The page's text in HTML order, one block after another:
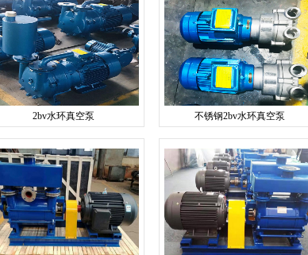
2bv水环真空泵 不锈钢2bv水环真空泵